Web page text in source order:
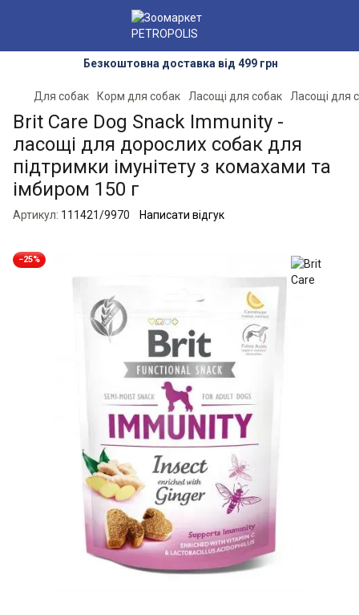
Безкоштовна доставка від 499 грн
Для собак Корм для собак Ласощі для собак Ласощі для
Brit Care Dog Snack Immunity -
ласощі для дорослих собак для
підтримки імунітету з комахами та
імбиром 150 г
Артикул: 111421/9970 Написати відгук
−25%